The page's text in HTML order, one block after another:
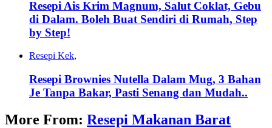
Resepi Ais Krim Magnum, Salut Coklat, Gebu
di Dalam. Boleh Buat Sendiri di Rumah, Step
by Step!
Resepi Kek,
Resepi Brownies Nutella Dalam Mug, 3 Bahan
Je Tanpa Bakar, Pasti Senang dan Mudah..
More From: Resepi Makanan Barat